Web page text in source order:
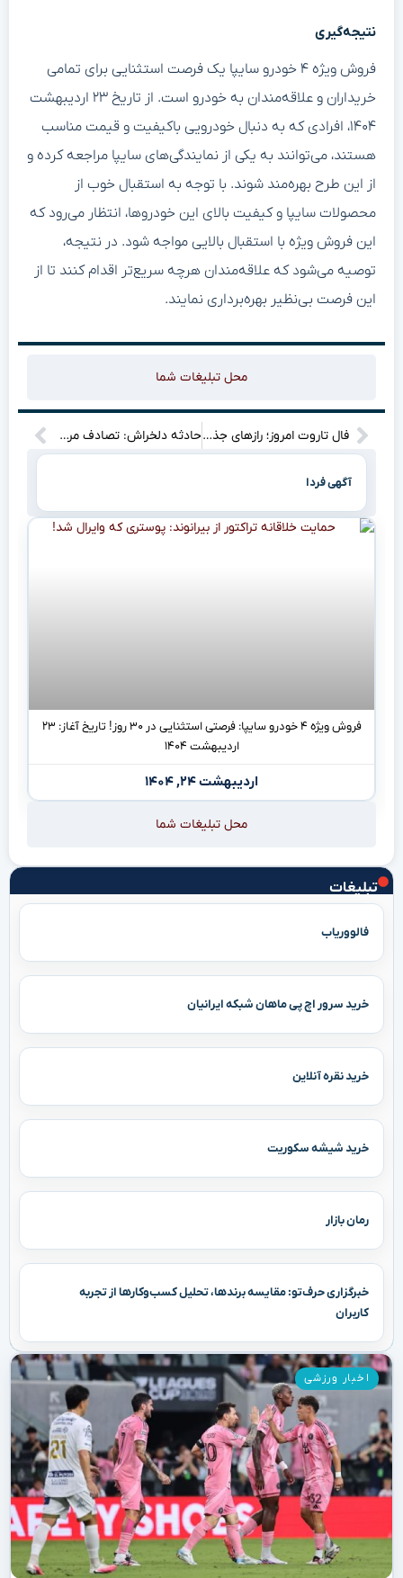
تبلیغات
فالووریاب
خرید سرور اچ پی ماهان شبکه ایرانیان
خرید نقره آنلاین
خرید شیشه سکوریت
رمان بازار
خبرگزاری حرف‌تو: مقایسه برندها، تحلیل کسب‌وکارها از تجربه
کاربران
اخبار ورزشی
نتیجه‌گیری
فروش ویژه ۴ خودرو سایپا یک فرصت استثنایی برای تمامی
خریداران و علاقه‌مندان به خودرو است. از تاریخ ۲۳ اردیبهشت
۱۴۰۴، افرادی که به دنبال خودرویی باکیفیت و قیمت مناسب
هستند، می‌توانند به یکی از نمایندگی‌های سایپا مراجعه کرده و
از این طرح بهره‌مند شوند. با توجه به استقبال خوب از
محصولات سایپا و کیفیت بالای این خودروها، انتظار می‌رود که
این فروش ویژه با استقبال بالایی مواجه شود. در نتیجه،
توصیه می‌شود که علاقه‌مندان هرچه سریع‌تر اقدام کنند تا از
این فرصت بی‌نظیر بهره‌برداری نمایند.
محل تبلیغات شما
فال تاروت امروز؛ رازهای جذاب چهارشنبه ۲۴ اردیبهشت ۱۴۰۴ را کشف کن! آیا آماده‌اید تا سرنوشت‌تان را بخوانید؟ حادثه دلخراش: تصادف مرگبار خودرو با درخت و جان باختن سه نفر
آگهی فردا
فروش ویژه ۴ خودرو سایپا: فرصتی استثنایی در ۳۰ روز! تاریخ آغاز: ۲۳
اردیبهشت ۱۴۰۴
اردیبهشت ۲۴, ۱۴۰۴
محل تبلیغات شما